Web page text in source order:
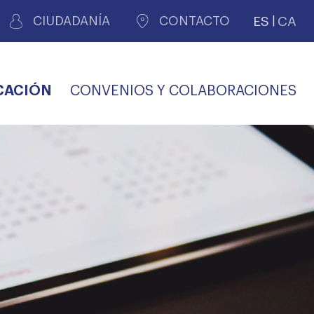
CIUDADANÍA CONTACTO ES CA
CONVENIOS Y COLABORACIONES
PROFESIONAL
RECETAS
privada